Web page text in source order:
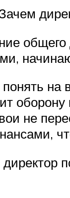
понять
не